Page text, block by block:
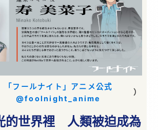
「フールナイト」アニメ公式
@foolnight_anime
）
的世界裡 人類被迫成為